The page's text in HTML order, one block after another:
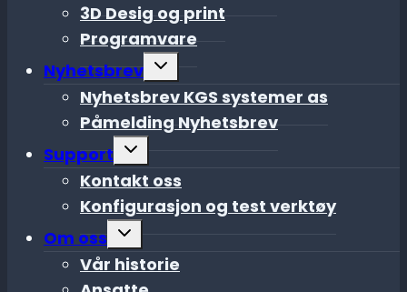
3D Desig og print
Programvare
Nyhetsbrev
Toggle
Nyhetsbrev KGS systemer as
Påmelding Nyhetsbrev
Support
Toggle
Kontakt oss
Konfigurasjon og test verktøy
Om oss
Toggle
menu
Vår historie